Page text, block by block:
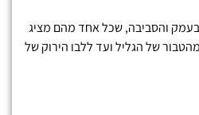
בעמק והסביבה, שכל אחד מהם מציג
מהטבור של הגליל ועד ללבו הירוק של